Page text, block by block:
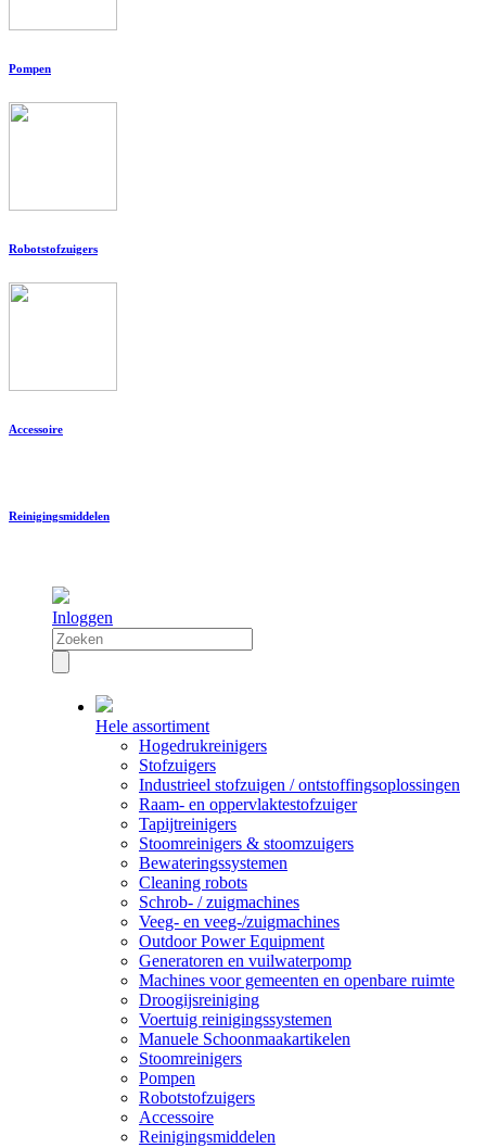
Pompen
Robotstofzuigers
Accessoire
Reinigingsmiddelen
Inloggen
Hele assortiment
Hogedrukreinigers
Stofzuigers
Industrieel stofzuigen / ontstoffingsoplossingen
Raam- en oppervlaktestofzuiger
Tapijtreinigers
Stoomreinigers & stoomzuigers
Bewateringssystemen
Cleaning robots
Schrob- / zuigmachines
Veeg- en veeg-/zuigmachines
Outdoor Power Equipment
Generatoren en vuilwaterpomp
Machines voor gemeenten en openbare ruimte
Droogijsreiniging
Voertuig reinigingssystemen
Manuele Schoonmaakartikelen
Stoomreinigers
Pompen
Robotstofzuigers
Accessoire
Reinigingsmiddelen